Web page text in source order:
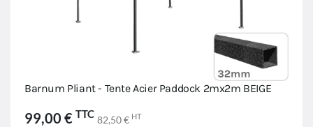
Barnum Pliant - Tente Acier Paddock 2mx2m BEIGE
99,00 € TTC 82,50 € HT